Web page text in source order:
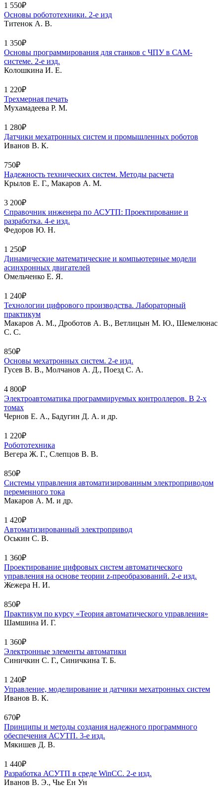
1 550₽
Основы робототехники. 2-е изд
Титенок А. В.
1 350₽
Основы программирования для станков с ЧПУ в САМ-
системе. 2-е изд.
Колошкина И. Е.
1 220₽
Трехмерная печать
Мухамадеева Р. М.
1 280₽
Датчики мехатронных систем и промышленных роботов
Иванов В. К.
750₽
Надежность технических систем. Методы расчета
Крылов Е. Г., Макаров А. М.
3 200₽
Справочник инженера по АСУТП: Проектирование и
разработка. 4-е изд.
Федоров Ю. Н.
1 250₽
Динамические математические и компьютерные модели
асинхронных двигателей
Омельченко Е. Я.
1 240₽
Технологии цифрового производства. Лабораторный
практикум
Макаров А. М., Дроботов А. В., Ветлицын М. Ю., Шемелюнас
С. С.
850₽
Основы мехатронных систем. 2-е изд.
Гусев В. В., Молчанов А. Д., Поезд С. А.
4 800₽
Электроавтоматика программируемых контроллеров. В 2-х
томах
Чернов Е. А., Бадугин Д. А. и др.
1 220₽
Робототехника
Вегера Ж. Г., Слепцов В. В.
850₽
Системы управления автоматизированным электроприводом
переменного тока
Макаров А. М. и др.
1 420₽
Автоматизированный электропривод
Оськин С. В.
1 360₽
Проектирование цифровых систем автоматического
управления на основе теории z-преобразований. 2-е изд.
Жежера Н. И.
850₽
Практикум по курсу «Теория автоматического управления»
Шамшина И. Г.
1 360₽
Электронные элементы автоматики
Синичкин С. Г., Синичкина Т. Б.
1 240₽
Управление, моделирование и датчики мехатронных систем
Иванов В. К.
670₽
Принципы и методы создания надежного программного
обеспечения АСУТП. 3-е изд.
Мякишев Д. В.
1 440₽
Разработка АСУТП в среде WinCC. 2-е изд.
Иванов В. Э., Чье Ен Ун